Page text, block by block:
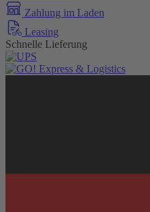
Zahlung im Laden
Leasing
Schnelle Lieferung